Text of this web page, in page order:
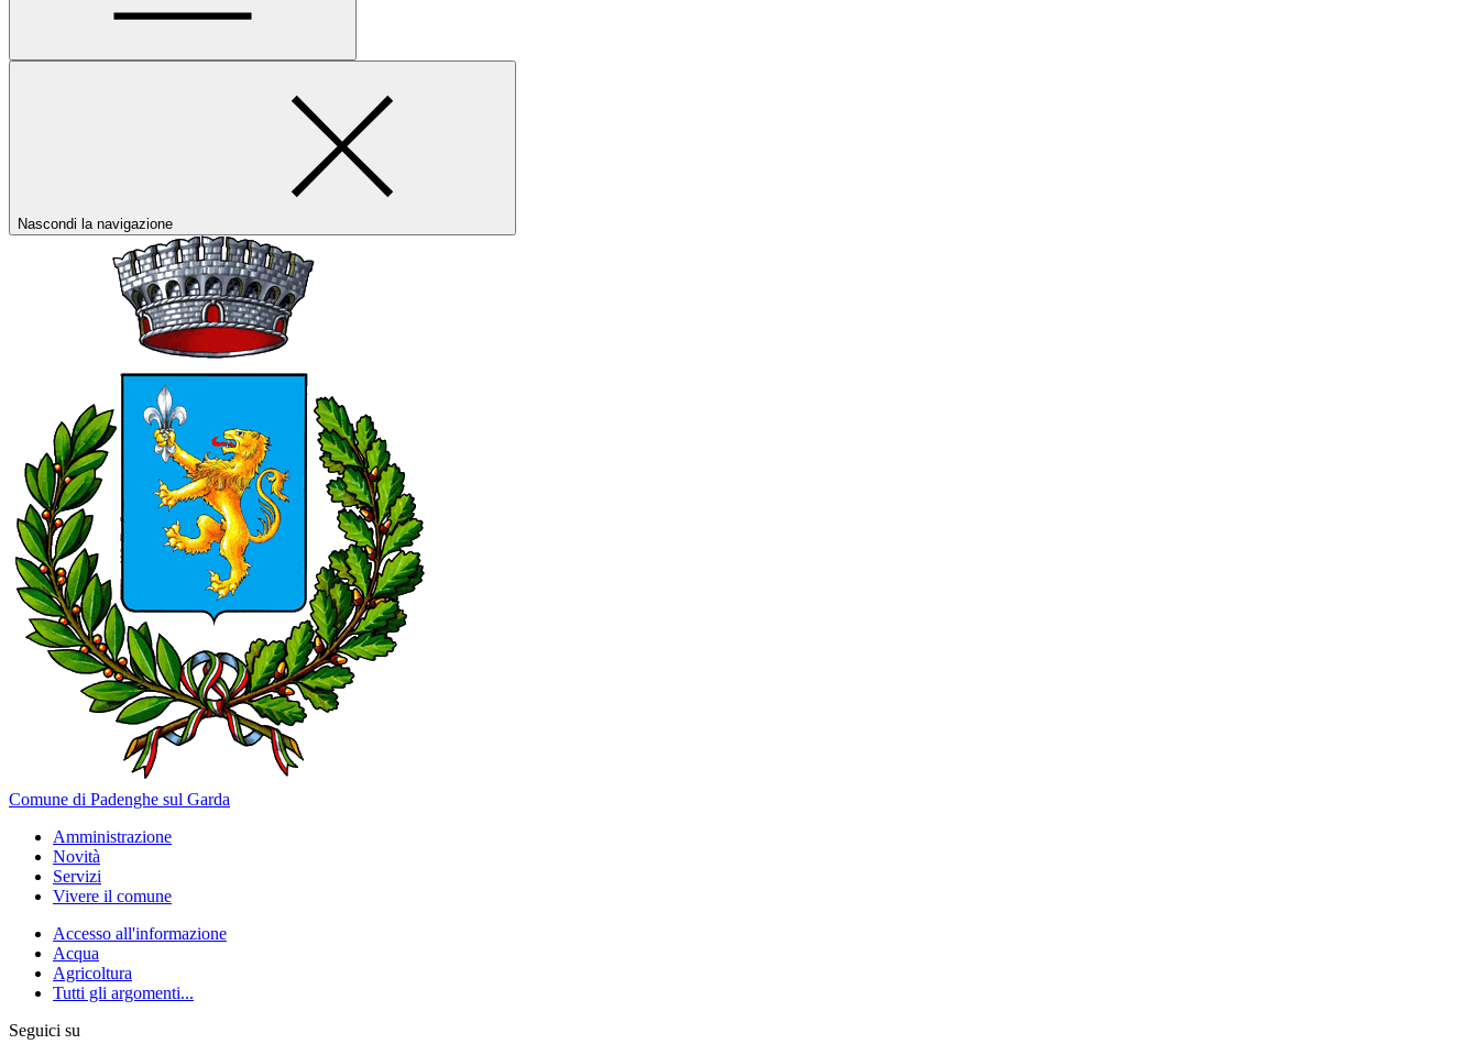
Nascondi la navigazione
Comune di Padenghe sul Garda
Amministrazione
Novità
Servizi
Vivere il comune
Accesso all'informazione
Acqua
Agricoltura
Tutti gli argomenti...
Seguici su